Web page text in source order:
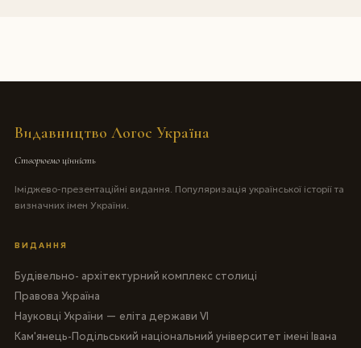
Видавництво Логос Україна
Створюємо цінність
Іміджево-презентаційні видання. Популяризація української історії та
визначних імен України.
ВИДАННЯ
Будівельно- архітектурний комплекс столиці
Правова Україна
Науковці України — еліта держави VI
Кам'янець-Подільський національний університет імені Івана